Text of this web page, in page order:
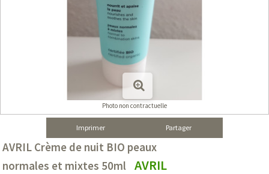
Photo non contractuelle
Imprimer Partager
AVRIL Crème de nuit BIO peaux
normales et mixtes 50ml
AVRIL